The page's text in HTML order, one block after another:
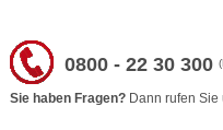
0800 - 22 30 300
Sie haben Fragen? Dann rufen